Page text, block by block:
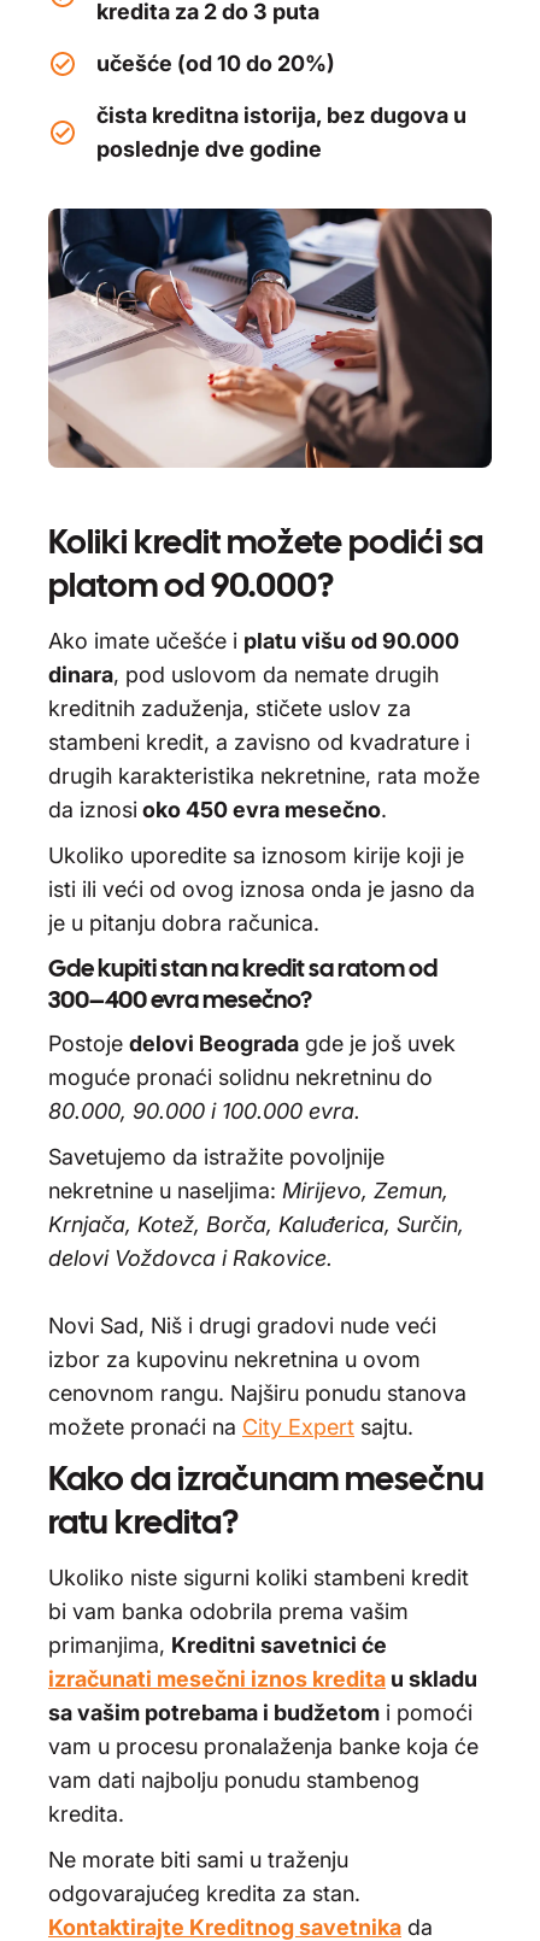
kredita za 2 do 3 puta
učešće (od 10 do 20%)
čista kreditna istorija, bez dugova u
poslednje dve godine
Koliki kredit možete podići sa
platom od 90.000?
Ako imate učešće i platu višu od 90.000
dinara, pod uslovom da nemate drugih
kreditnih zaduženja, stičete uslov za
stambeni kredit, a zavisno od kvadrature i
drugih karakteristika nekretnine, rata može
da iznosioko 450 evra mesečno.
Ukoliko uporedite sa iznosom kirije koji je
isti ili veći od ovog iznosa onda je jasno da
je u pitanju dobra računica.
Gde kupiti stan na kredit sa ratom od
300–400 evra mesečno?
Postoje delovi Beograda gde je još uvek
moguće pronaći solidnu nekretninu do
80.000, 90.000 i 100.000 evra.
Savetujemo da istražite povoljnije
nekretnine u naseljima: Mirijevo, Zemun,
Krnjača, Kotež, Borča, Kaluđerica, Surčin,
delovi Voždovca i Rakovice.
Novi Sad, Niš i drugi gradovi nude veći
izbor za kupovinu nekretnina u ovom
cenovnom rangu. Najširu ponudu stanova
možete pronaći na City Expert sajtu.
Kako da izračunam mesečnu
ratu kredita?
Ukoliko niste sigurni koliki stambeni kredit
bi vam banka odobrila prema vašim
primanjima, Kreditni savetnici će
izračunati mesečni iznos kredita u skladu
sa vašim potrebama i budžetom i pomoći
vam u procesu pronalaženja banke koja će
vam dati najbolju ponudu stambenog
kredita.
Ne morate biti sami u traženju
odgovarajućeg kredita za stan.
Kontaktirajte Kreditnog savetnika da